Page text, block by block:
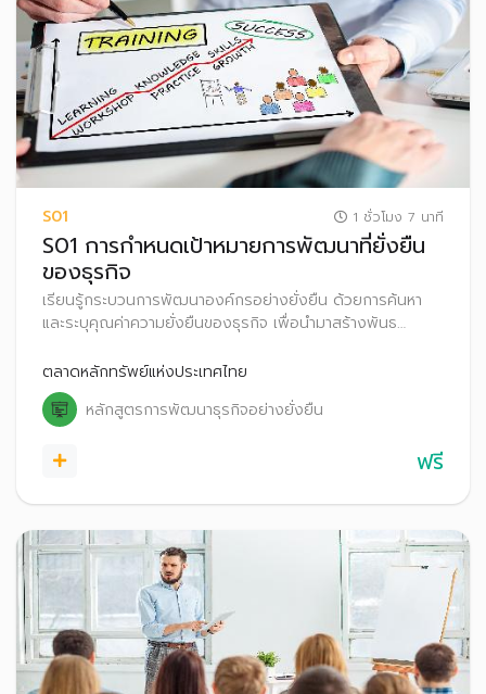
S01 1 ชั่วโมง 7 นาที
S01 การกำหนดเป้าหมายการพัฒนาที่ยั่งยืน
ของธุรกิจ
เรียนรู้กระบวนการพัฒนาองค์กรอย่างยั่งยืน ด้วยการค้นหา
และระบุคุณค่าความยั่งยืนของธุรกิจ เพื่อนำมาสร้างพันธ
พร้อมทั้งสื่อสารให้ลูกค้าและสังคมรับรู้คุณค่าความยั่งยืนและ
พันธสัญญาขององค์กร
ตลาดหลักทรัพย์แห่งประเทศไทย
หลักสูตรการพัฒนาธุรกิจอย่างยั่งยืน
ฟรี